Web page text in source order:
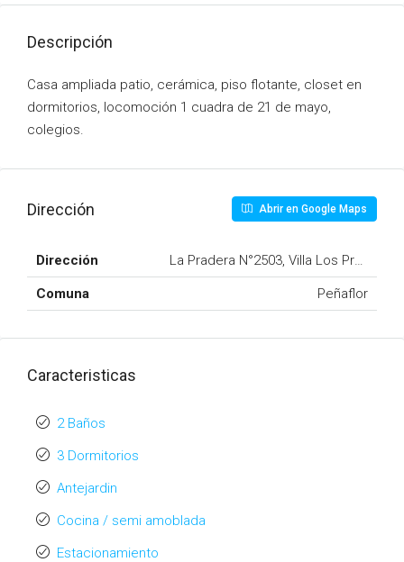
Descripción
Casa ampliada patio, cerámica, piso flotante, closet en
dormitorios, locomoción 1 cuadra de 21 de mayo,
colegios.
Dirección Abrir en Google Maps
Dirección La Pradera N°2503, Villa Los Prados,
Comuna Peñaflor
Caracteristicas
2 Baños
3 Dormitorios
Antejardin
Cocina / semi amoblada
Estacionamiento